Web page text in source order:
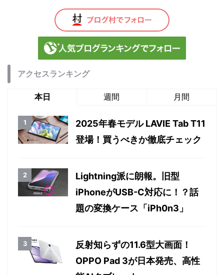
アクセスランキング
本日 週間 月間
2025年春モデル LAVIE Tab T11
登場！買うべきか徹底チェック
Lightning派に朗報。旧型
iPhoneがUSB-C対応に！？話
題の変換ケース「iPh0n3」
反射知らずの11.6型大画面！
OPPO Pad 3が日本発売、高性